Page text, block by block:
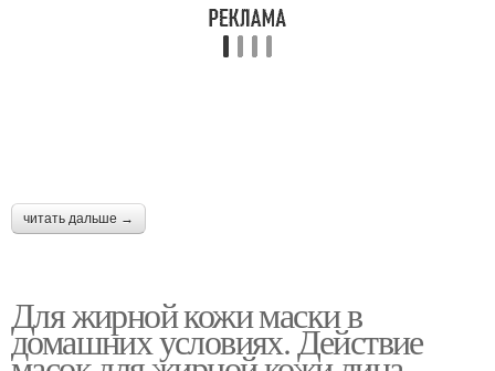
Зуд в домашних
условиях
Маски от перхоти
читать дальше →
Для жирной кожи маски в
домашних условиях. Действие